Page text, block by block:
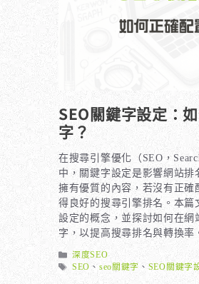
SEO關鍵字設定：
字？
在搜尋引擎優化（SEO，
中，關鍵字設定是影響網站
擁有優質的內容，若沒有正確
得良好的搜尋引擎排名。本篇
設定的概念，並探討如何在網
字，以提高搜尋排名與轉換率
分
類
深度SEO
標
籤
SEO 、 seo關鍵字 、 SEO關鍵字